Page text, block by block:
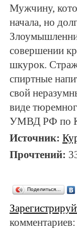
Мужчину,
начала, но
совершении
шкурок.
спиртные
свой
виде
УМВД РФ по
Источник:
Прочтений:
Поделиться…